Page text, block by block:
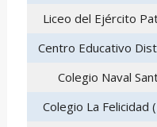
Liceo del Ejército
Centro Educativo
Colegio Naval
Colegio La Felicidad